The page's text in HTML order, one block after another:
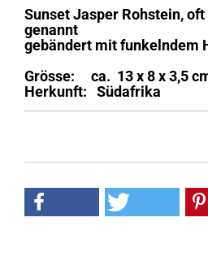
Sunset Jasper Rohstein,
genannt
gebändert mit funkelndem
Grösse: ca. 13 x 8 x 3,5
Herkunft: Südafrika